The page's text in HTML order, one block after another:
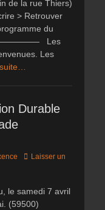
de la rue Thiers)
> Retrouver
du
< ――――― Les
Les
Durable
Laisser un
le samedi 7 avril
(59500)